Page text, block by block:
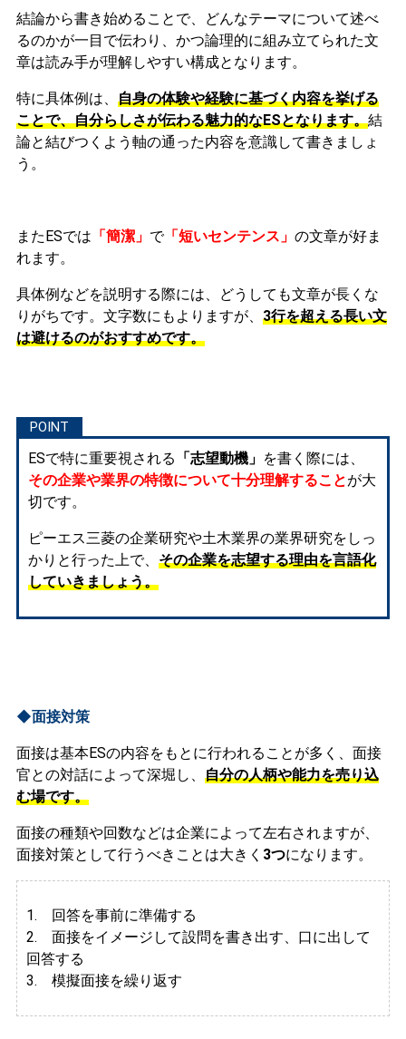
結論から書き始めることで、どんなテーマについて述べ
るのかが一目で伝わり、かつ論理的に組み立てられた文
章は読み手が理解しやすい構成となります。
特に具体例は、 自身の体験や経験に基づく内容を挙げる
ことで、自分らしさが伝わる魅力的なESとなります。結
論と結びつくよう軸の通った内容を意識して書きましょ
う。
またESでは 「簡潔」 で「短いセンテンス」 の文章が好ま
れます。
具体例などを説明する際には、どうしても文章が長くな
りがちです。文字数にもよりますが、 3行を超える長い文
は避けるのがおすすめです。
ESで特に重要視される 「志望動機」 を書く際には、
その企業や業界の特徴について十分理解することが大
切です。
ピーエス三菱の企業研究や土木業界の業界研究をしっ
かりと行った上で、 その企業を志望する理由を言語化
していきましょう。
◆面接対策
面接は基本ESの内容をもとに行われることが多く、面接
官との対話によって深堀し、 自分の人柄や能力を売り込
む場です。
面接の種類や回数などは企業によって左右されますが、
面接対策として行うべきことは大きく 3つになります。
1. 回答を事前に準備する
2. 面接をイメージして設問を書き出す、口に出して
回答する
3. 模擬面接を繰り返す